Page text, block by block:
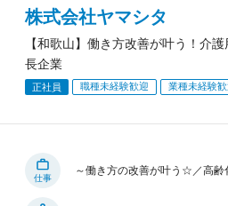
株式会社ヤマシタ
【和歌山】働き方改善が叶う！
長企業
正社員 職種未経験歓迎 業種未経験歓
仕事
～働き方の改善が叶う☆／高